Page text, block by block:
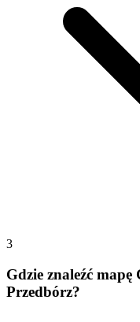
3
Gdzie znaleźć
Przedbórz?